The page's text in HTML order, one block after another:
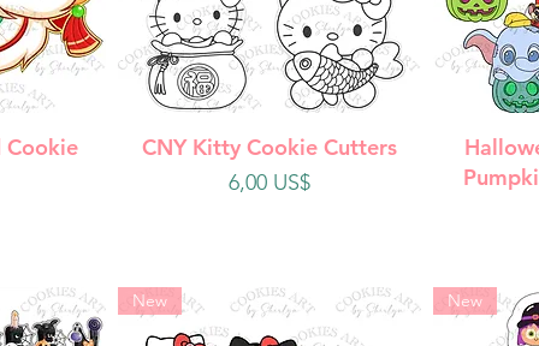
Cookie
Vista rápida
CNY Kitty Cookie Cutters
Precio
6,00 US$
New New